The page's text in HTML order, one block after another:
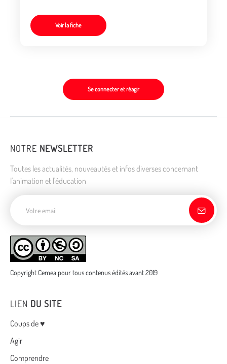
Voir la fiche
Se connecter et réagir
NOTRE NEWSLETTER
Toutes les actualités, nouveautés et infos diverses concernant
l'animation et l'éducation
Copyright Cemea pour tous contenus édités avant 2019
LIEN DU SITE
Menu
Coups de ♥
Agir
Comprendre